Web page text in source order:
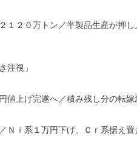
１２０万トン／半製品生産が押
注視」
値上げ完遂へ／積み残し分の転嫁
Ｎｉ系１万円下げ、Ｃｒ系据え置